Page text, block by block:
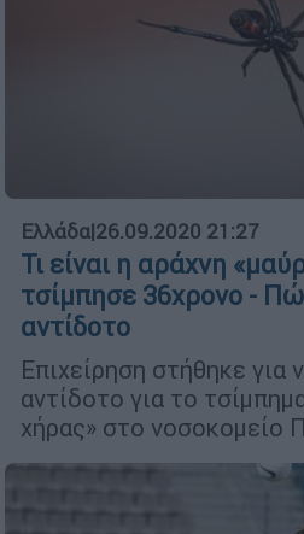
Ελλάδα|26.09.2020 21:27
Τι είναι η αράχνη
τσίμπησε 36χρονο -
αντίδοτο
Επιχείρηση στήθηκε για
αντίδοτο για το
χήρας» στο νοσοκομείο